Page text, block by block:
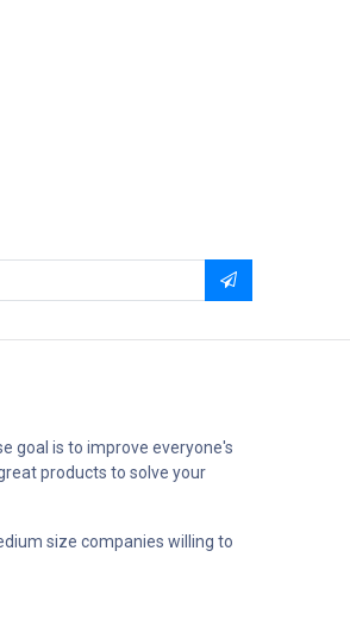
goal is to improve everyone's
products to solve your
size companies willing to